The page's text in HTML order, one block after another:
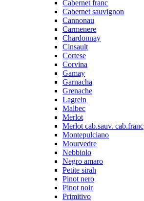
Cabernet franc
Cabernet sauvignon
Cannonau
Carmenere
Chardonnay
Cinsault
Cortese
Corvina
Gamay
Garnacha
Grenache
Lagrein
Malbec
Merlot
Merlot cab.sauv. cab.franc
Montepulciano
Mourvedre
Nebbiolo
Negro amaro
Petite sirah
Pinot nero
Pinot noir
Primitivo